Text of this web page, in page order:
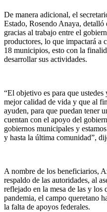
De manera adicional, el
Estado, Rosendo Anaya,
gracias al trabajo entre el
productores, lo que impactará a
18 municipios, esto con la
desarrollar sus actividades.
“El objetivo es para que
mejor calidad de vida y que al
ayuden, para que puedan tener
cuentan con el apoyo del
gobiernos municipales y
y hasta la última comunidad”,
A nombre de los beneficiarios,
respaldo de las autoridades, al
reflejado en la mesa de las y los
pandemia, el campo queretano
la falta de apoyos federales.